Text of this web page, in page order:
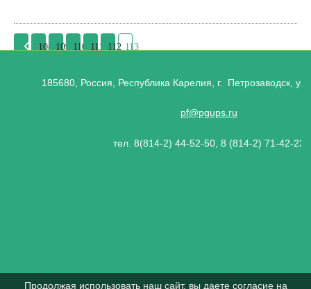
108 109 110 111 112 113
185680, Россия, Республика Карелия, г. Петрозаводск,
pf@pgups.ru
тел. 8(814-2) 44-52-50, 8 (814-2) 71-42-23
Продолжая использовать наш сайт, вы даете согласие на